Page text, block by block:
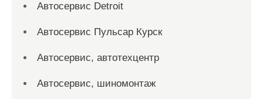
Автосервис Detroit
Автосервис Пульсар Курск
Автосервис, автотехцентр
Автосервис, шиномонтаж